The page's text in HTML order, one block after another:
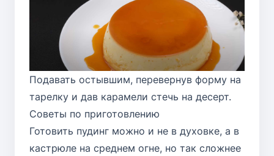
Подавать остывшим, перевернув форму на
тарелку и дав карамели стечь на десерт.
Советы по приготовлению
Готовить пудинг можно и не в духовке, а в
кастрюле на среднем огне, но так сложнее